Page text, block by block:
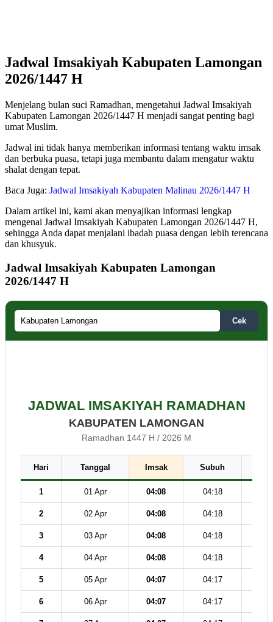
Jadwal Imsakiyah Kabupaten Lamongan
2026/1447 H
Menjelang bulan suci Ramadhan, mengetahui Jadwal Imsakiyah
Kabupaten Lamongan 2026/1447 H menjadi sangat penting bagi
umat Muslim.
Jadwal ini tidak hanya memberikan informasi tentang waktu imsak
dan berbuka puasa, tetapi juga membantu dalam mengatur waktu
shalat dengan tepat.
Baca Juga: Jadwal Imsakiyah Kabupaten Malinau 2026/1447 H
Dalam artikel ini, kami akan menyajikan informasi lengkap
mengenai Jadwal Imsakiyah Kabupaten Lamongan 2026/1447 H,
sehingga Anda dapat menjalani ibadah puasa dengan lebih terencana
dan khusyuk.
Jadwal Imsakiyah Kabupaten Lamongan
2026/1447 H
Cek
JADWAL IMSAKIYAH RAMADHAN
KABUPATEN LAMONGAN
Ramadhan 1447 H / 2026 M
Hari Tanggal Imsak Subuh
1 01 Apr 04:08 04:18
2 02 Apr 04:08 04:18
3 03 Apr 04:08 04:18
4 04 Apr 04:08 04:18
5 05 Apr 04:07 04:17
6 06 Apr 04:07 04:17